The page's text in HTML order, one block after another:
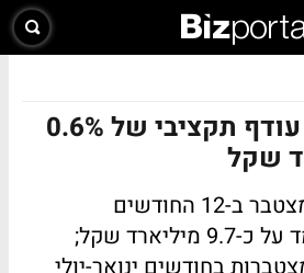
גם ביולי נרשם עודף תקציבי של 0.6%
העודף התקציבי המצטבר ב-12 החודשים
האחרונים גדל ועומד על כ-9.7 מיליארד שקל;